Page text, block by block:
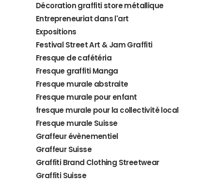
Décoration graffiti store métallique
Entrepreneuriat dans l'art
Expositions
Festival Street Art & Jam Graffiti
Fresque de cafétéria
Fresque graffiti Manga
Fresque murale abstraite
Fresque murale pour enfant
fresque murale pour la collectivité local
Fresque murale Suisse
Graffeur évènementiel
Graffeur Suisse
Graffiti Brand Clothing Streetwear
Graffiti Suisse